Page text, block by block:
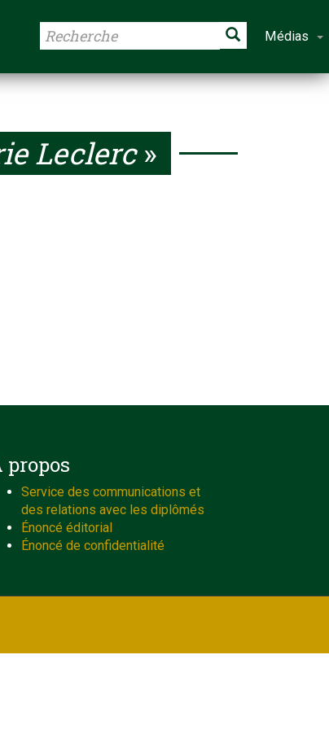
Médias
Leclerc»
propos
Service des communications et
des relations avec les diplômés
Énoncé éditorial
Énoncé de confidentialité